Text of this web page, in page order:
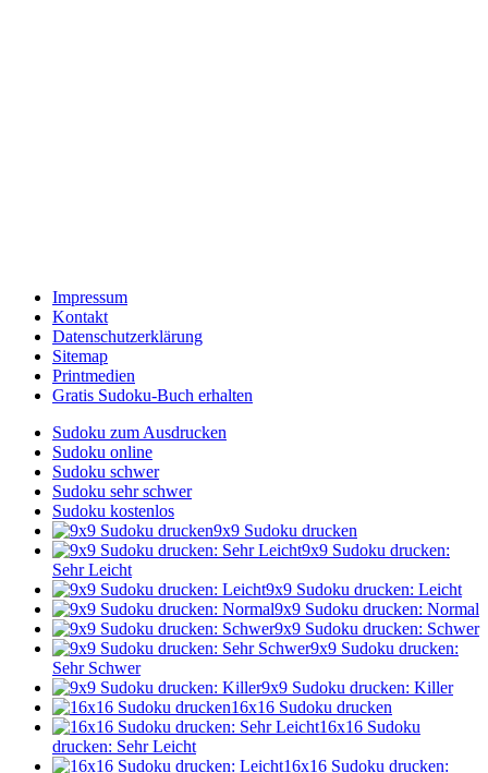
Impressum
Kontakt
Datenschutzerklärung
Sitemap
Printmedien
Gratis Sudoku-Buch erhalten
Sudoku zum Ausdrucken
Sudoku online
Sudoku schwer
Sudoku sehr schwer
Sudoku kostenlos
9x9 Sudoku drucken
9x9 Sudoku drucken:
Sehr Leicht
9x9 Sudoku drucken: Leicht
9x9 Sudoku drucken: Normal
9x9 Sudoku drucken: Schwer
9x9 Sudoku drucken:
Sehr Schwer
9x9 Sudoku drucken: Killer
16x16 Sudoku drucken
16x16 Sudoku
drucken: Sehr Leicht
16x16 Sudoku drucken: